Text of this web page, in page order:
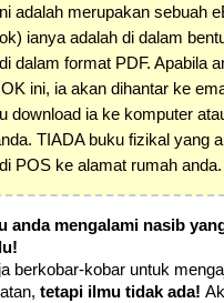
adalah merupakan sebuah
ianya adalah di dalam
dalam format PDF. Apabila
ini, ia akan dihantar ke
download ia ke komputer
TIADA buku fizikal yang
POS ke alamat rumah anda.
anda mengalami nasib
berkobar-kobar untuk
tetapi ilmu tidak ada!